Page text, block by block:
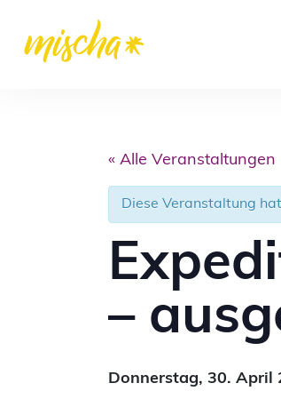
« Alle Veranstaltungen
Diese Veranstaltung
–
Donnerstag, 30. April